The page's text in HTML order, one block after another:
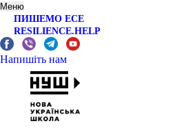
Меню
ПИШЕМО ЕСЕ
RESILIENCE.HELP
Напишіть нам